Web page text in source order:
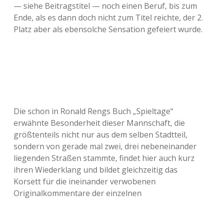
— siehe Beitragstitel — noch einen Beruf, bis zum
Ende, als es dann doch nicht zum Titel reichte, der 2.
Platz aber als ebensolche Sensation gefeiert wurde.
Die schon in Ronald Rengs Buch „Spieltage“
erwähnte Besonderheit dieser Mannschaft, die
größtenteils nicht nur aus dem selben Stadtteil,
sondern von gerade mal zwei, drei nebeneinander
liegenden Straßen stammte, findet hier auch kurz
ihren Wiederklang und bildet gleichzeitig das
Korsett für die ineinander verwobenen
Originalkommentare der einzelnen